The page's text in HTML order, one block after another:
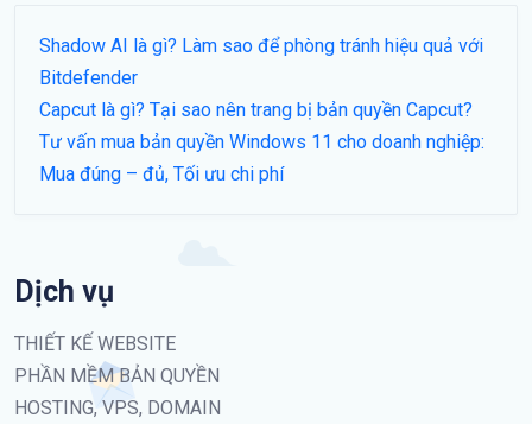
Shadow AI là gì? Làm sao để phòng tránh hiệu quả với
Bitdefender
Capcut là gì? Tại sao nên trang bị bản quyền Capcut?
Tư vấn mua bản quyền Windows 11 cho doanh nghiệp:
Mua đúng – đủ, Tối ưu chi phí
Dịch vụ
THIẾT KẾ WEBSITE
PHẦN MỀM BẢN QUYỀN
HOSTING, VPS, DOMAIN